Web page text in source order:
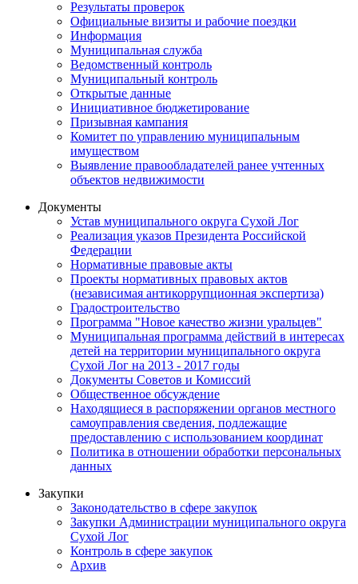
Результаты проверок
Официальные визиты и рабочие поездки
Информация
Муниципальная служба
Ведомственный контроль
Муниципальный контроль
Открытые данные
Инициативное бюджетирование
Призывная кампания
Комитет по управлению муниципальным
имуществом
Выявление правообладателей ранее учтенных
объектов недвижимости
Документы
Устав муниципального округа Сухой Лог
Реализация указов Президента Российской
Федерации
Нормативные правовые акты
Проекты нормативных правовых актов
(независимая антикоррупционная экспертиза)
Градостроительство
Программа "Новое качество жизни уральцев"
Муниципальная программа действий в интересах
детей на территории муниципального округа
Сухой Лог на 2013 - 2017 годы
Документы Советов и Комиссий
Общественное обсуждение
Находящиеся в распоряжении органов местного
самоуправления сведения, подлежащие
предоставлению с использованием координат
Политика в отношении обработки персональных
данных
Закупки
Законодательство в сфере закупок
Закупки Администрации муниципального округа
Сухой Лог
Контроль в сфере закупок
Архив